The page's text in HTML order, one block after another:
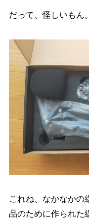
だって、怪しいもん。
これね、なかなかの
品のために作られた